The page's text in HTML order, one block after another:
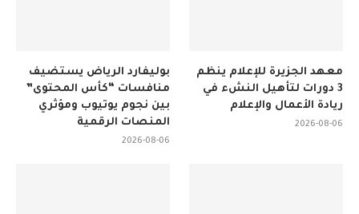
بوليفارد الرياض يستضيف
منافسات “كأس المحتوى”
بين نجوم يوتيوب ومؤثري
المنصات الرقمية
2026-08-06
معهد الجزيرة للإعلام ينظم
3 دورات لتأهيل النشء في
ريادة الأعمال والإعلام
2026-08-06